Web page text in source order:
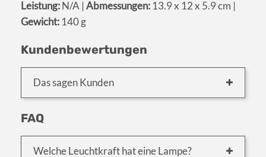
Leistung:N/A | Abmessungen: 13.9 x 12 x 5.9 cm |
Gewicht: 140 g
Kundenbewertungen
Das sagen Kunden
FAQ
Welche Leuchtkraft hat eine Lampe?